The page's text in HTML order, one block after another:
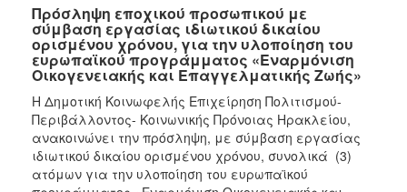
2022
2020
2019
2018
2017
2016
2015
Πρόσληψη εποχικού προσωπικού με
σύμβαση εργασίας ιδιωτικού δικαίου
ορισμένου χρόνου, για την υλοποίηση του
ευρωπαϊκού προγράμματος «Εναρμόνιση
Οικογενειακής και Επαγγελματικής Ζωής»
Η Δημοτική Κοινωφελής Επιχείρηση Πολιτισμού-
Περιβάλλοντος- Κοινωνικής Πρόνοιας Ηρακλείου,
ανακοινώνει την πρόσληψη, με σύμβαση εργασίας
ιδιωτικού δικαίου ορισμένου χρόνου, συνολικά (3)
ατόμων για την υλοποίηση του ευρωπαϊκού